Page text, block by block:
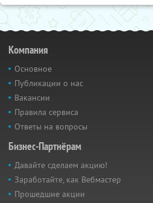
Компания
Основное
Публикации о нас
Вакансии
Правила сервиса
Ответы на вопросы
Бизнес-Партнёрам
Давайте сделаем акцию!
Заработайте, как Вебмастер
Прошедшие акции